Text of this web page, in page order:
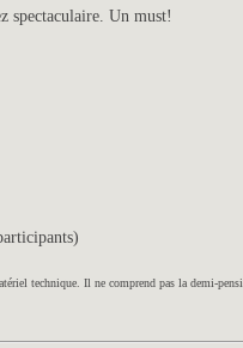
spectaculaire. Un must!
technique. Il ne comprend pas la demi-